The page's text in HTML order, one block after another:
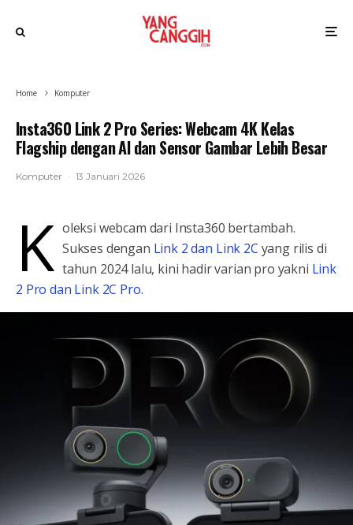
Home Komputer
Insta360 Link 2 Pro Series: Webcam 4K Kelas
Flagship dengan AI dan Sensor Gambar Lebih Besar
Komputer · 13 Januari 2026
K oleksi webcam dari Insta360 bertambah.
Sukses dengan Link 2 dan Link 2C yang rilis di
tahun 2024 lalu, kini hadir varian pro yakni Link
2 Pro dan Link 2C Pro.